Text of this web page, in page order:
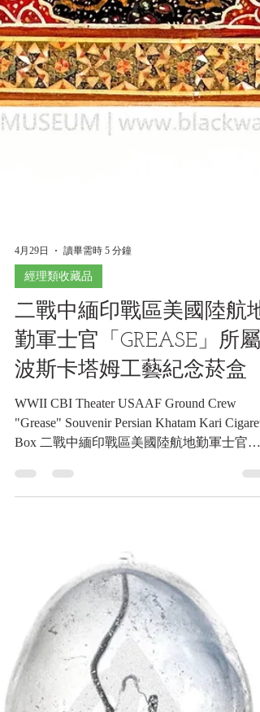
勤軍士官「GREASE」所屬
波斯卡塔姆工藝紀念菸盒
WWII CBI Theater USAAF Ground Crew
"Grease" Souvenir Persian Khatam Kari
Box 二戰中緬印戰區美國陸航地勤軍士官
「GREASE」所屬波斯卡塔姆工藝紀念菸盒
《Black Water Museum Collections | 黑水博物